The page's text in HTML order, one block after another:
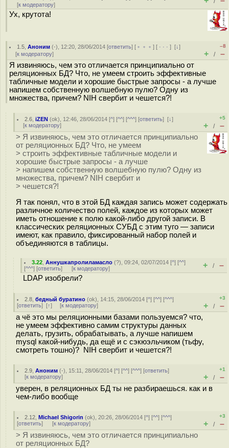
[к модератору]
Ух, крутота!
1.5 ,Аноним (-), 12:20, 28/06/2014 [ответить] [ ﹢﹢﹢] [ · · ·][↓]
[к модератору]
–8
+ / –
Я извиняюсь, чем это отличается принципиально от
реляционных БД? Что, не умеем строить эффективные
табличные модели и хорошие быстрые запросы - а лучше
напишем собственную волшебную пулю? Одну из
множества, причем? NIH свербит и чешется?!
2.6 ,iZEN (ok), 12:46, 28/06/2014 [^] [^^] [^^^] [ответить][↓]
[к модератору]
+5
+ / –
> Я извиняюсь, чем это отличается принципиально
от реляционных БД? Что, не умеем
> строить эффективные табличные модели и
хорошие быстрые запросы - а лучше
> напишем собственную волшебную пулю? Одну из
множества, причем? NIH свербит и
> чешется?!
Я так понял, что в этой БД каждая запись может содержать
различное количество полей, каждое из которых может
иметь отношение к полю какой-либо другой записи. В
классических реляционных СУБД с этим туго — записи
имеют, как правило, фиксированный набор полей и
объединяются в таблицы.
3.22 ,Аннушкапролиламасло (?), 09:24, 02/07/2014 [^] [^^]
[^^^] [ответить] [к модератору] + / –
LDAP изобрели?
2.8 ,бедный буратино (ok), 14:15, 28/06/2014 [^] [^^] [^^^]
[ответить] [↑] [к модератору]
+3
+ / –
а чё это мы реляционными базами пользуемся? что,
не умеем эффективно самим структуры данных
делать, грузить, обрабатывать, а лучше напишем
mysql какой-нибудь, да ещё и с сэкюэльчиком (тьфу,
смотреть тошно)? NIH свербит и чешется?!
2.9 ,Аноним (-), 15:11, 28/06/2014 [^] [^^] [^^^] [ответить]
[к модератору]
+1
+ / –
уверен, в реляционных БД ты не разбираешься. как и в
чем-либо вообще
2.12 ,Michael Shigorin (ok), 20:26, 28/06/2014 [^] [^^] [^^^]
[ответить] [к модератору]
+3
+ / –
> Я извиняюсь, чем это отличается принципиально
от реляционных БД?